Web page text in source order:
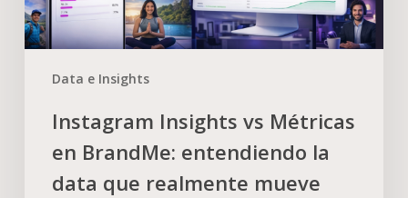
Data e Insights
Instagram Insights vs Métricas
en BrandMe: entendiendo la
data que realmente mueve